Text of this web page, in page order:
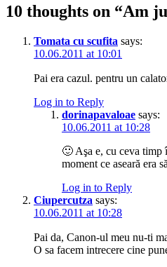
10 thoughts on “Am
Tomata cu scufita says:
10.06.2011 at 10:01
Pai era cazul. pentru un
Log in to Reply
dorinapavaloae says:
10.06.2011 at 10:28
🙂 Aşa e, cu ceva timp
moment ce aseară era
Log in to Reply
Ciupercutza says:
10.06.2011 at 10:28
Pai da, Canon-ul meu nu-ti
O sa facem intrecere cine